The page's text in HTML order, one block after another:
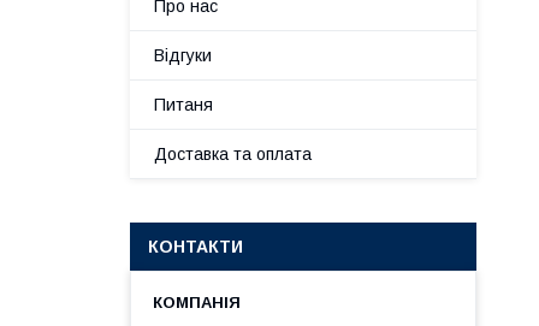
Про нас
Відгуки
Питаня
Доставка та оплата
КОНТАКТИ